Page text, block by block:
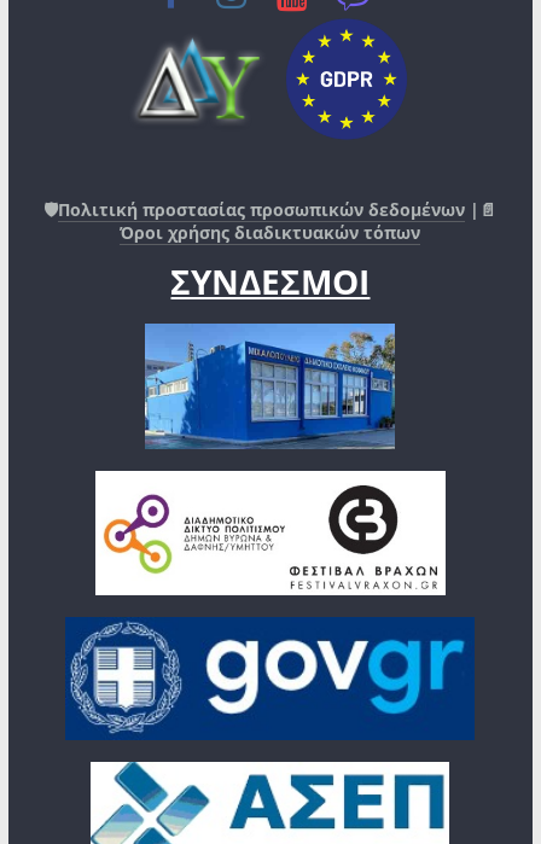
🛡️Πολιτική προστασίας προσωπικών δεδομένων |📄
Όροι χρήσης διαδικτυακών τόπων
ΣΥΝΔΕΣΜΟΙ